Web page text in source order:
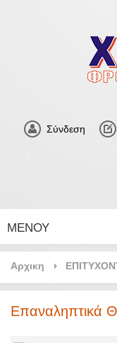
Σύνδεση
ΜΕΝΟΎ
Αρχικη
Επαναληπτικά